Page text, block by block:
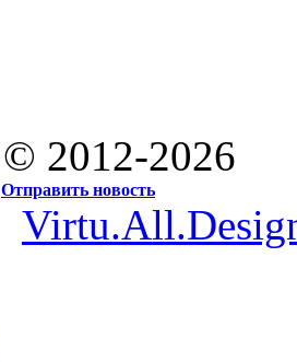
2012-2026
Отправить новость